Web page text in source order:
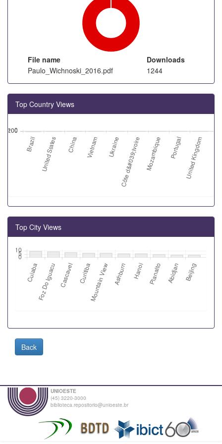
File name
Downloads
Paulo_Wichnoski_2016.pdf
1244
Top Country Views
Top City Views
Back
UNIOESTE
(45) 3220-3000
biblioteca.repositorio@unioeste.br